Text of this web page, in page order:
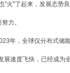
"了起来，发展态势
力。
，全球仅分布式储能
速度飞快，已经成为